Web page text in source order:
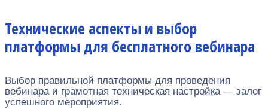
Технические аспекты и выбор
платформы для бесплатного вебинара
Выбор правильной платформы для проведения
вебинара и грамотная техническая настройка — залог
успешного мероприятия.